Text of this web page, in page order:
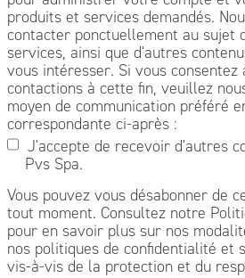
produits et services demandés.
contacter ponctuellement au sujet
services, ainsi que d'autres
vous intéresser. Si vous consentez
contactions à cette fin, veuillez
moyen de communication préféré
correspondante ci-après :
J'accepte de recevoir d'autres
Pvs Spa.
Vous pouvez vous désabonner de
tout moment. Consultez notre
pour en savoir plus sur nos
nos politiques de confidentialité et
vis-à-vis de la protection et du